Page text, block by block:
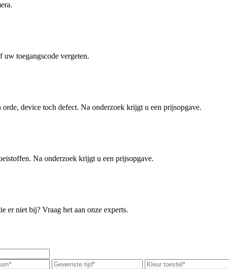
uw toegangscode vergeten.
device toch defect. Na onderzoek krijgt u een prijsopgave.
Na onderzoek krijgt u een prijsopgave.
er niet bij? Vraag het aan onze experts.